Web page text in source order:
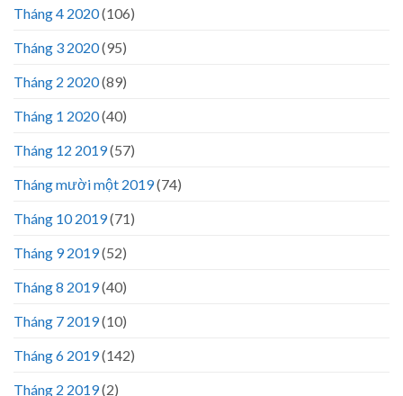
Tháng 4 2020(106)
Tháng 3 2020(95)
Tháng 2 2020(89)
Tháng 1 2020(40)
Tháng 12 2019(57)
Tháng mười một 2019(74)
Tháng 10 2019(71)
Tháng 9 2019(52)
Tháng 8 2019(40)
Tháng 7 2019(10)
Tháng 6 2019(142)
Tháng 2 2019(2)